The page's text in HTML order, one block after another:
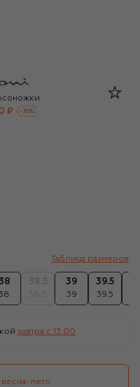
₽ -30%
Таблица размеров
38
39
39
39.5
39.5
завтра c 13:00
лето